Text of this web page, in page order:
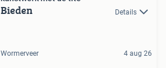
Bieden Details
Wormerveer 4 aug 26